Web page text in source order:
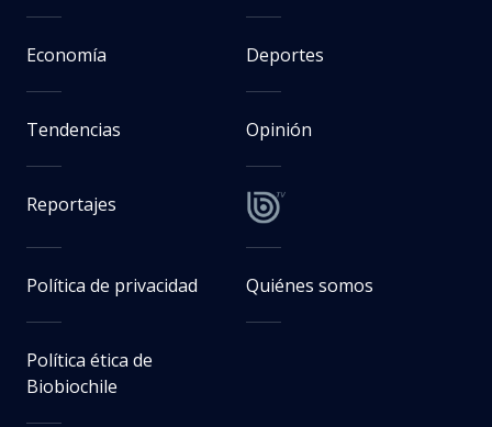
Economía Deportes
Tendencias Opinión
Reportajes
Política de privacidad Quiénes somos
Política ética de
Biobiochile